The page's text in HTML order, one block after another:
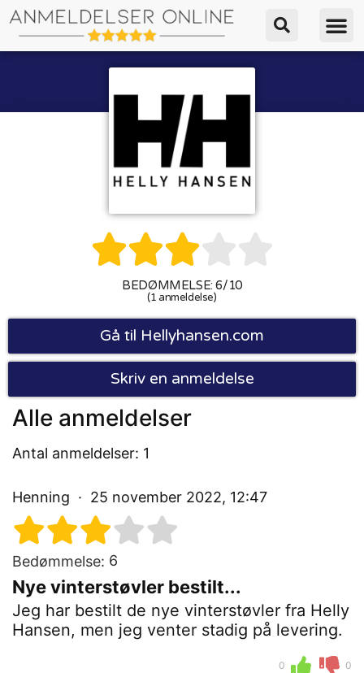

BEDØMMELSE: 6/10
(1 anmeldelse)
Gå til Hellyhansen.com
Skriv en anmeldelse
Alle anmeldelser
Antal anmeldelser: 1
Henning 25 november 2022, 12:47
Bedømmelse: 6
Nye vinterstøvler bestilt...
Jeg har bestilt de nye vinterstøvler fra Helly
Hansen, men jeg venter stadig på levering.
0 0